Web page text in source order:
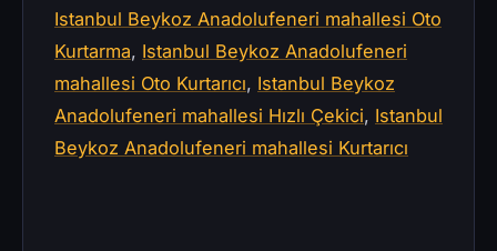
Istanbul Beykoz Anadolufeneri mahallesi Oto
Kurtarma, Istanbul Beykoz Anadolufeneri
mahallesi Oto Kurtarıcı, Istanbul Beykoz
Anadolufeneri mahallesi Hızlı Çekici, Istanbul
Beykoz Anadolufeneri mahallesi Kurtarıcı